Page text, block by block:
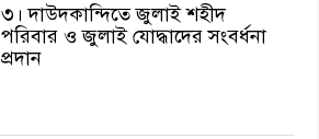
৩। দাউদকান্দিতে জুলাই শহীদ
পরিবার ও জুলাই যোদ্ধাদের সংবর্ধনা
প্রদান